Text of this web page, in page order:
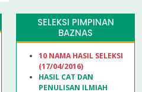
SELEKSI PIMPINAN
BAZNAS
10 NAMA HASIL SELEKSI
(17/04/2016)
HASIL CAT DAN
PENULISAN ILMIAH